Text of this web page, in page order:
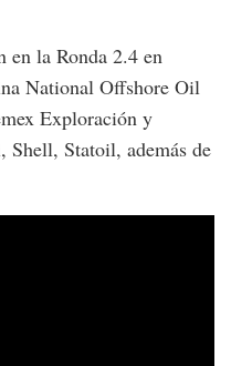
en la Ronda 2.4 en
National Offshore Oil
Exploración y
Shell, Statoil, además de